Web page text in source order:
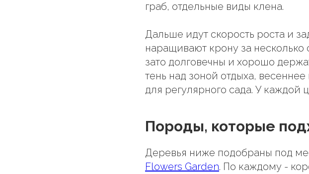
граб, отдельные виды клена.
Дальше идут скорость роста и
наращивают крону за несколько
зато долговечны и хорошо
тень над зоной отдыха,
для регулярного сада. У каждой
Породы, которые
Деревья ниже подобраны под
Flowers Garden. По каждому -